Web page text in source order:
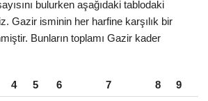
bulurken aşağıdaki tablodaki
Gazir isminin her harfine karşılık bir
Bunların toplamı Gazir kader
4 5 6 7 8 9